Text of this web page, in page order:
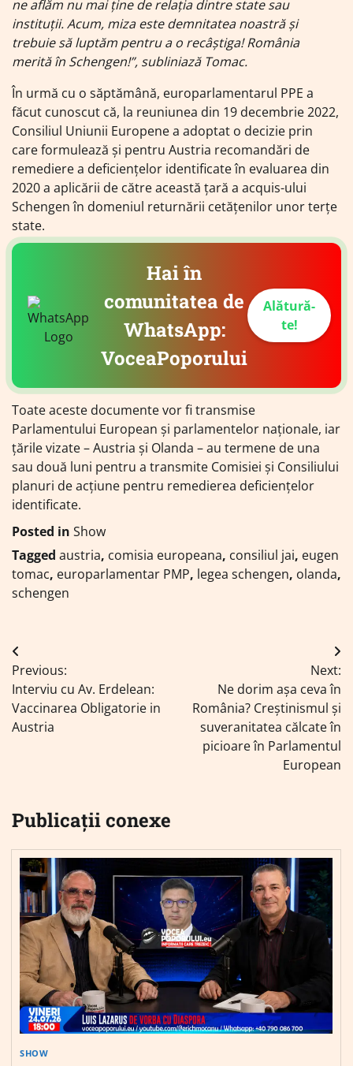
ne aflăm nu mai ţine de relaţia dintre state sau
instituţii. Acum, miza este demnitatea noastră şi
trebuie să luptăm pentru a o recâştiga! România
merită în Schengen!”, subliniază Tomac.
În urmă cu o săptămână, europarlamentarul PPE a
făcut cunoscut că, la reuniunea din 19 decembrie 2022,
Consiliul Uniunii Europene a adoptat o decizie prin
care formulează şi pentru Austria recomandări de
remediere a deficienţelor identificate în evaluarea din
2020 a aplicării de către această ţară a acquis-ului
Schengen în domeniul returnării cetăţenilor unor terţe
state.
Hai în
comunitatea de
WhatsApp:
VoceaPoporului
Alătură-
te!
Toate aceste documente vor fi transmise
Parlamentului European şi parlamentelor naţionale, iar
ţările vizate – Austria şi Olanda – au termene de una
sau două luni pentru a transmite Comisiei şi Consiliului
planuri de acţiune pentru remedierea deficienţelor
identificate.
Posted in Show
Tagged austria, comisia europeana, consiliul jai, eugen
tomac, europarlamentar PMP, legea schengen, olanda,
schengen
Navigare
în
articole
Previous:
Interviu cu Av. Erdelean:
Vaccinarea Obligatorie in
Austria
Next:
Ne dorim așa ceva în
România? Creștinismul și
suveranitatea călcate în
picioare în Parlamentul
European
Publicații conexe
SHOW